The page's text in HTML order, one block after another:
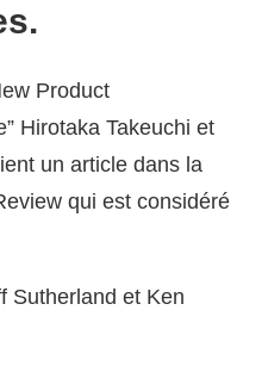
Product
Hirotaka Takeuchi et
un article dans la
qui est considéré
Sutherland et Ken